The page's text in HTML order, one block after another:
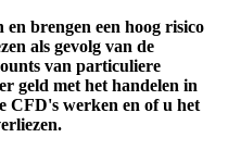
brengen een hoog risico
als gevolg van de
van particuliere
geld met het handelen in
CFD's werken en of u het